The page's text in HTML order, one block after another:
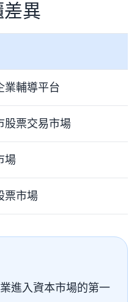
異
業輔導平台
股票交易市場
場
票市場
進入資本市場的第一